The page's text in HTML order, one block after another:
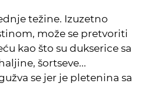
težine. Izuzetno
može se pretvoriti
kao što su dukserice sa
šortseve...
se jer je pletenina sa